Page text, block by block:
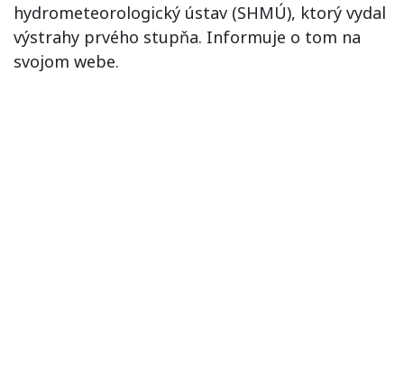
hydrometeorologický ústav (SHMÚ), ktorý vydal
výstrahy prvého stupňa. Informuje o tom na
svojom webe.